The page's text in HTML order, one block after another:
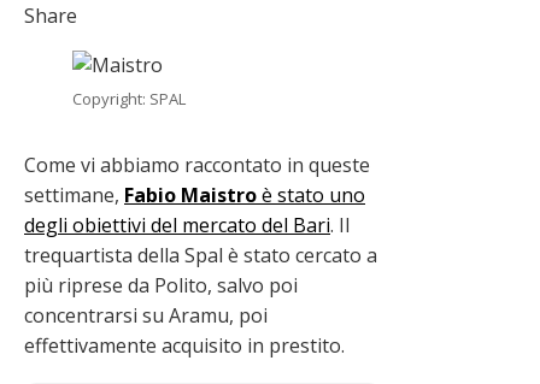
Share
Copyright: SPAL
Come vi abbiamo raccontato in queste
settimane, Fabio Maistroè stato uno
degli obiettivi del mercato del Bari. Il
trequartista della Spal è stato cercato a
più riprese da Polito, salvo poi
concentrarsi su Aramu, poi
effettivamente acquisito in prestito.